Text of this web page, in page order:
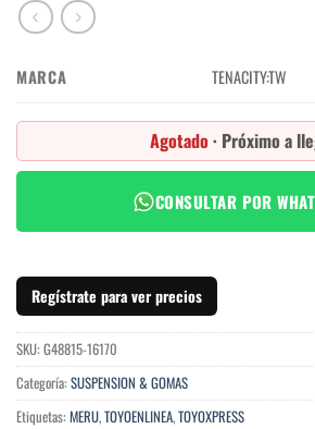
MARCA TENACITY:TW
Agotado · Próximo a
CONSULTAR POR
Regístrate para ver precios
SKU: G48815-16170
Categoría: SUSPENSION & GOMAS
Etiquetas: MERU,TOYOENLINEA,TOYOXPRESS